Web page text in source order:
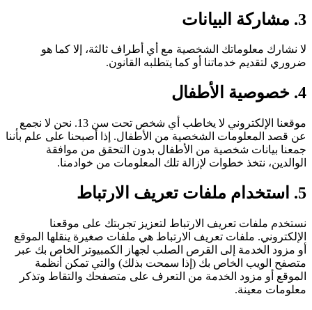
3. مشاركة البيانات
لا نشارك معلوماتك الشخصية مع أي أطراف ثالثة، إلا كما هو
ضروري لتقديم خدماتنا أو كما يتطلبه القانون.
4. خصوصية الأطفال
موقعنا الإلكتروني لا يخاطب أي شخص تحت سن 13. نحن لا نجمع
عن قصد المعلومات الشخصية من الأطفال. إذا أصبحنا على علم بأننا
جمعنا بيانات شخصية من الأطفال بدون التحقق من موافقة
الوالدين، نتخذ خطوات لإزالة تلك المعلومات من خوادمنا.
5. استخدام ملفات تعريف الارتباط
نستخدم ملفات تعريف الارتباط لتعزيز تجربتك على موقعنا
الإلكتروني. ملفات تعريف الارتباط هي ملفات صغيرة ينقلها الموقع
أو مزود الخدمة إلى القرص الصلب لجهاز الكمبيوتر الخاص بك عبر
متصفح الويب الخاص بك (إذا سمحت بذلك) والتي تمكن أنظمة
الموقع أو مزود الخدمة من التعرف على متصفحك والتقاط وتذكر
معلومات معينة.